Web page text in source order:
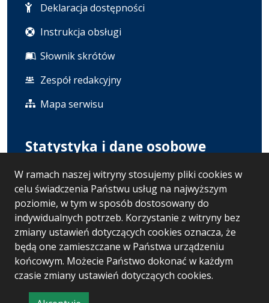
W ramach naszej witryny stosujemy pliki cookies w
celu świadczenia Państwu usług na najwyższym
poziomie, w tym w sposób dostosowany do
indywidualnych potrzeb. Korzystanie z witryny bez
zmiany ustawień dotyczących cookies oznacza, że
będą one zamieszczane w Państwa urządzeniu
końcowym. Możecie Państwo dokonać w każdym
czasie zmiany ustawień dotyczących cookies.
Deklaracja dostępności
Instrukcja obsługi
Słownik skrótów
Zespół redakcyjny
Mapa serwisu
Statystyka i dane osobowe
Statystyki oglądalności
Polityka prywatności
RODO
Wersja systemu: 5.7.0 [121]
Ostatnia aktualizacja BIP: 07.08.2026 13:02